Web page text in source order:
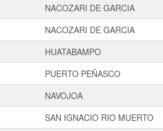
NACOZARI DE GARCIA
NACOZARI DE GARCIA
HUATABAMPO
PUERTO PEÑASCO
NAVOJOA
SAN IGNACIO RIO MUERTO